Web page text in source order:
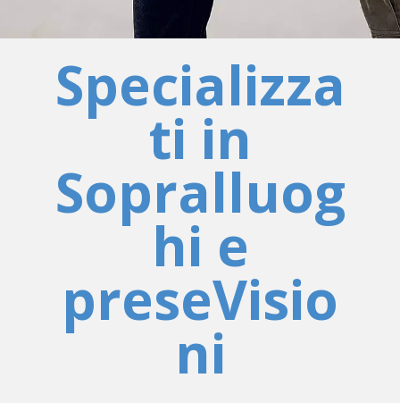
Specializza
ti in
Sopralluog
hi e
preseVisio
ni